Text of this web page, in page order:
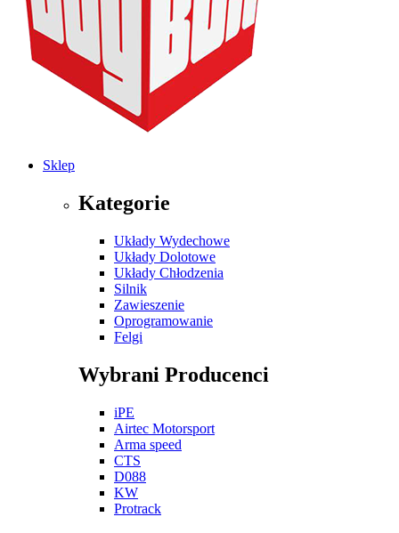
Sklep
Kategorie
Układy Wydechowe
Układy Dolotowe
Układy Chłodzenia
Silnik
Zawieszenie
Oprogramowanie
Felgi
Wybrani Producenci
iPE
Airtec Motorsport
Arma speed
CTS
D088
KW
Protrack